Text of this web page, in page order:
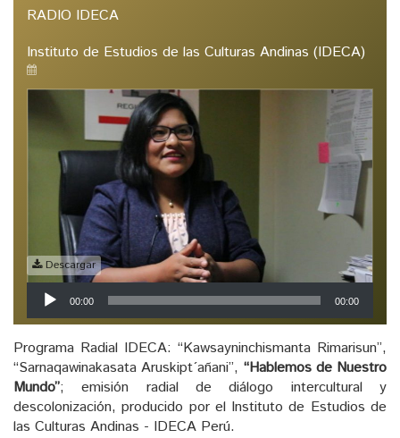
RADIO IDECA
Instituto de Estudios de las Culturas Andinas (IDECA)
Descargar
Reproductor
de
audio
00:00 00:00
Programa Radial IDECA: “Kawsayninchismanta Rimarisun”,
“Sarnaqawinakasata Aruskipt´añani”, “Hablemos de Nuestro
Mundo”; emisión radial de diálogo intercultural y
descolonización, producido por el Instituto de Estudios de
las Culturas Andinas - IDECA Perú.